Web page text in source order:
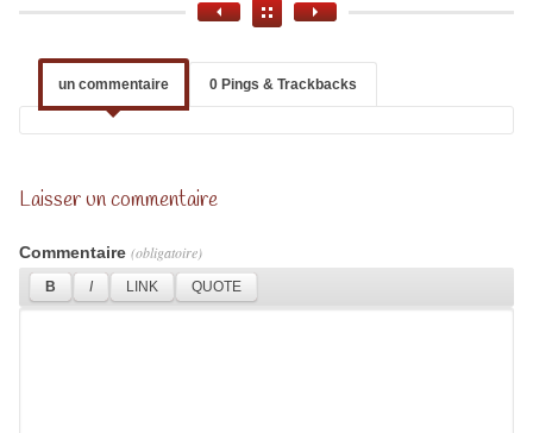
un commentaire 0 Pings & Trackbacks
Laisser un commentaire
Commentaire (obligatoire)